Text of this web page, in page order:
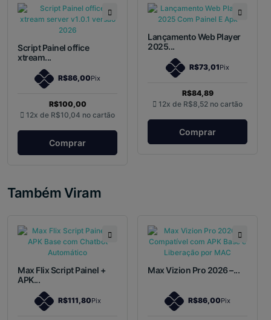
Script Painel office
xtream...
R$86,00Pix
R$100,00
12x de R$10,04 no cartão
Comprar
Lançamento Web Player
2025...
R$73,01Pix
R$84,89
12x de R$8,52 no cartão
Comprar
Também Viram
Max Flix Script Painel +
APK...
R$111,80Pix
Max Vizion Pro 2026 –...
R$86,00Pix